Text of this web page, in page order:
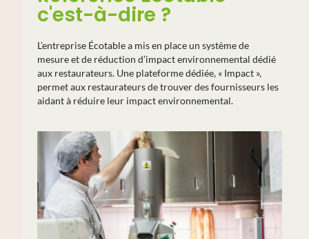
c'est-à-dire ?
L’entreprise Écotable a mis en place un système de
mesure et de réduction d’impact environnemental dédié
aux restaurateurs. Une plateforme dédiée, « Impact »,
permet aux restaurateurs de trouver des fournisseurs les
aidant à réduire leur impact environnemental.